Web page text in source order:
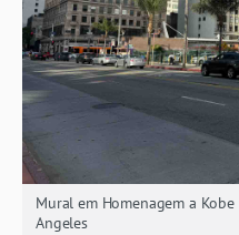
Mural em Homenagem a
Angeles